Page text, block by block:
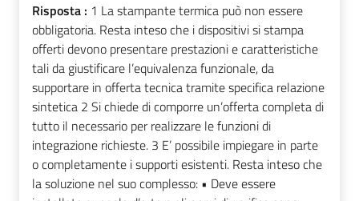
Risposta : 1 La stampante termica può non essere
obbligatoria. Resta inteso che i dispositivi si stampa
offerti devono presentare prestazioni e caratteristiche
tali da giustificare l’equivalenza funzionale, da
supportare in offerta tecnica tramite specifica relazione
sintetica 2 Si chiede di comporre un’offerta completa di
tutto il necessario per realizzare le funzioni di
integrazione richieste. 3 E’ possibile impiegare in parte
o completamente i supporti esistenti. Resta inteso che
la soluzione nel suo complesso: • Deve essere